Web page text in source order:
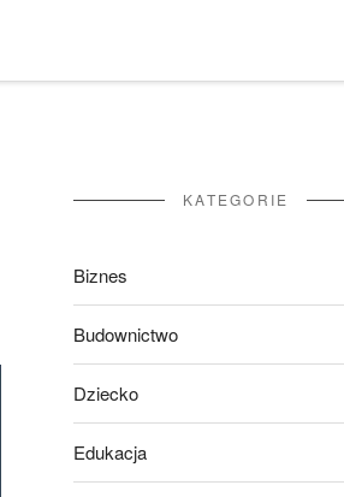
KATEGORIE
Biznes
Budownictwo
Dziecko
Edukacja